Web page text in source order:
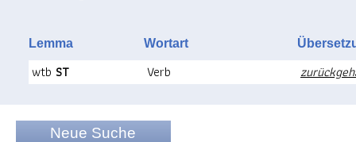
Lemma Wortart
wtb ST Verb
Neue Suche